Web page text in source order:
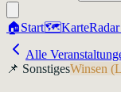
🏠Start🗺️KarteRadar
Alle
📌 SonstigesWinsen